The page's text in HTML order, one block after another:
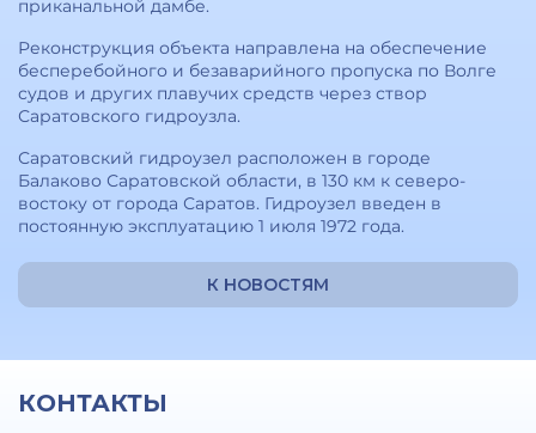
приканальной дамбе.
Реконструкция объекта направлена на обеспечение
бесперебойного и безаварийного пропуска по Волге
судов и других плавучих средств через створ
Саратовского гидроузла.
Саратовский гидроузел расположен в городе
Балаково Саратовской области, в 130 км к северо-
востоку от города Саратов. Гидроузел введен в
постоянную эксплуатацию 1 июля 1972 года.
К НОВОСТЯМ
КОНТАКТЫ